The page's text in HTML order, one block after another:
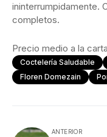
ininterrumpidamente.
completos.
Precio medio a la
Coctelería Saludable
Floren Domezain
ANTERIOR